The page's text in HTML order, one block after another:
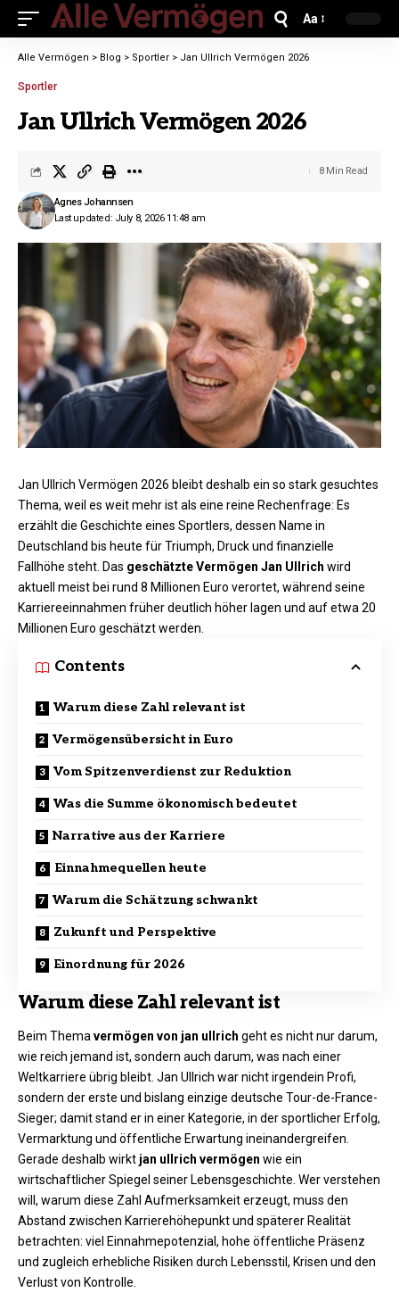
Aa
Alle Vermögen > Blog > Sportler > Jan Ullrich Vermögen 2026
Sportler
Jan Ullrich Vermögen 2026
Last updated: July 8, 2026 11:48 am
Agnes Johannsen
8 Min Read
Jan Ullrich Vermögen 2026 bleibt deshalb ein so stark gesuchtes
Thema, weil es weit mehr ist als eine reine Rechenfrage: Es
erzählt die Geschichte eines Sportlers, dessen Name in
Deutschland bis heute für Triumph, Druck und finanzielle
Fallhöhe steht. Das geschätzte Vermögen Jan Ullrich wird
aktuell meist bei rund 8 Millionen Euro verortet, während seine
Karriereeinnahmen früher deutlich höher lagen und auf etwa 20
Millionen Euro geschätzt werden.
Contents
Warum diese Zahl relevant ist
Vermögensübersicht in Euro
Vom Spitzenverdienst zur Reduktion
Was die Summe ökonomisch bedeutet
Narrative aus der Karriere
Einnahmequellen heute
Warum die Schätzung schwankt
Zukunft und Perspektive
Einordnung für 2026
Warum diese Zahl relevant ist
Beim Thema vermögen von jan ullrich geht es nicht nur darum,
wie reich jemand ist, sondern auch darum, was nach einer
Weltkarriere übrig bleibt. Jan Ullrich war nicht irgendein Profi,
sondern der erste und bislang einzige deutsche Tour-de-France-
Sieger; damit stand er in einer Kategorie, in der sportlicher Erfolg,
Vermarktung und öffentliche Erwartung ineinandergreifen.
Gerade deshalb wirkt jan ullrich vermögen wie ein
wirtschaftlicher Spiegel seiner Lebensgeschichte. Wer verstehen
will, warum diese Zahl Aufmerksamkeit erzeugt, muss den
Abstand zwischen Karrierehöhepunkt und späterer Realität
betrachten: viel Einnahmepotenzial, hohe öffentliche Präsenz
und zugleich erhebliche Risiken durch Lebensstil, Krisen und den
Verlust von Kontrolle.